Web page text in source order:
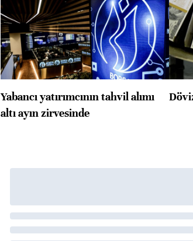
Yabancı yatırımcının tahvil alımı
altı ayın zirvesinde